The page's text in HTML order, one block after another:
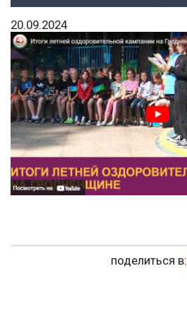
20.09.2024
поделиться в: